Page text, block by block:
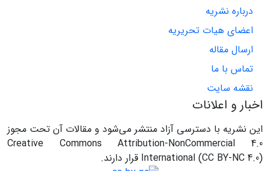
درباره نشریه
اعضای هیات تحریریه
ارسال مقاله
تماس با ما
نقشه سایت
اخبار و اعلانات
این نشریه با دسترسی آزاد منتشر می‌شود و مقالات آن تحت مجوز
Creative Commons Attribution-NonCommercial 4.0
International (CC BY-NC 4.0) قرار دارند.